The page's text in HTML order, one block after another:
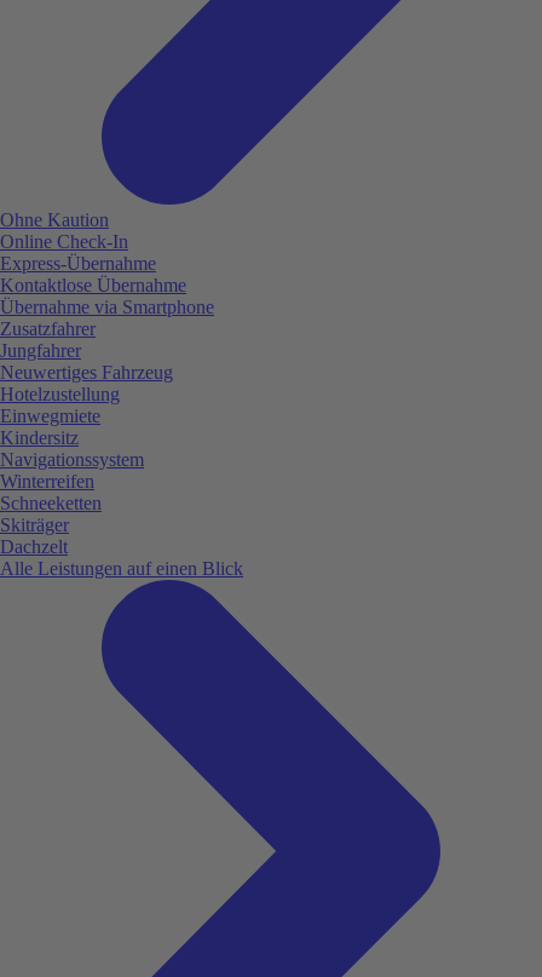
Ohne Kaution
Online Check-In
Express-Übernahme
Kontaktlose Übernahme
Übernahme via Smartphone
Zusatzfahrer
Jungfahrer
Neuwertiges Fahrzeug
Hotelzustellung
Einwegmiete
Kindersitz
Navigationssystem
Winterreifen
Schneeketten
Skiträger
Dachzelt
Alle Leistungen auf einen Blick